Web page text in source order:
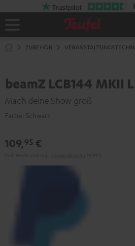
Startseite
ZUBEHÖR
beamZ LCB144 MKII
Mach deine Show groß
Farbe: Schwarz
109,95 €